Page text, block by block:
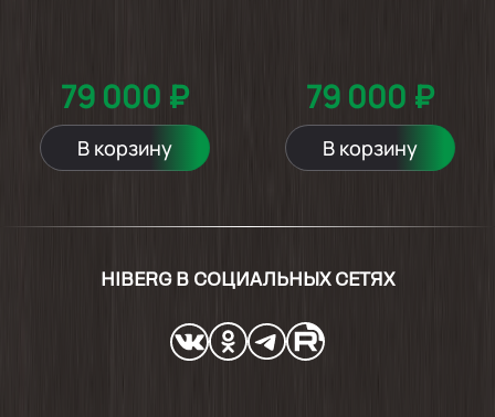
79 000 ₽
В корзину
79 000 ₽
В корзину
HIBERG В СОЦИАЛЬНЫХ СЕТЯХ